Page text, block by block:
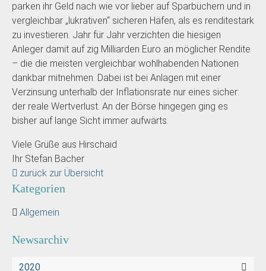
parken ihr Geld nach wie vor lieber auf Sparbüchern und in
vergleichbar „lukrativen“ sicheren Häfen, als es renditestark
zu investieren. Jahr für Jahr verzichten die hiesigen
Anleger damit auf zig Milliarden Euro an möglicher Rendite
– die die meisten vergleichbar wohlhabenden Nationen
dankbar mitnehmen. Dabei ist bei Anlagen mit einer
Verzinsung unterhalb der Inflationsrate nur eines sicher:
der reale Wertverlust. An der Börse hingegen ging es
bisher auf lange Sicht immer aufwärts.
Viele Grüße aus Hirschaid
Ihr Stefan Bacher
zurück zur Übersicht
Kategorien
Allgemein
Newsarchiv
2020